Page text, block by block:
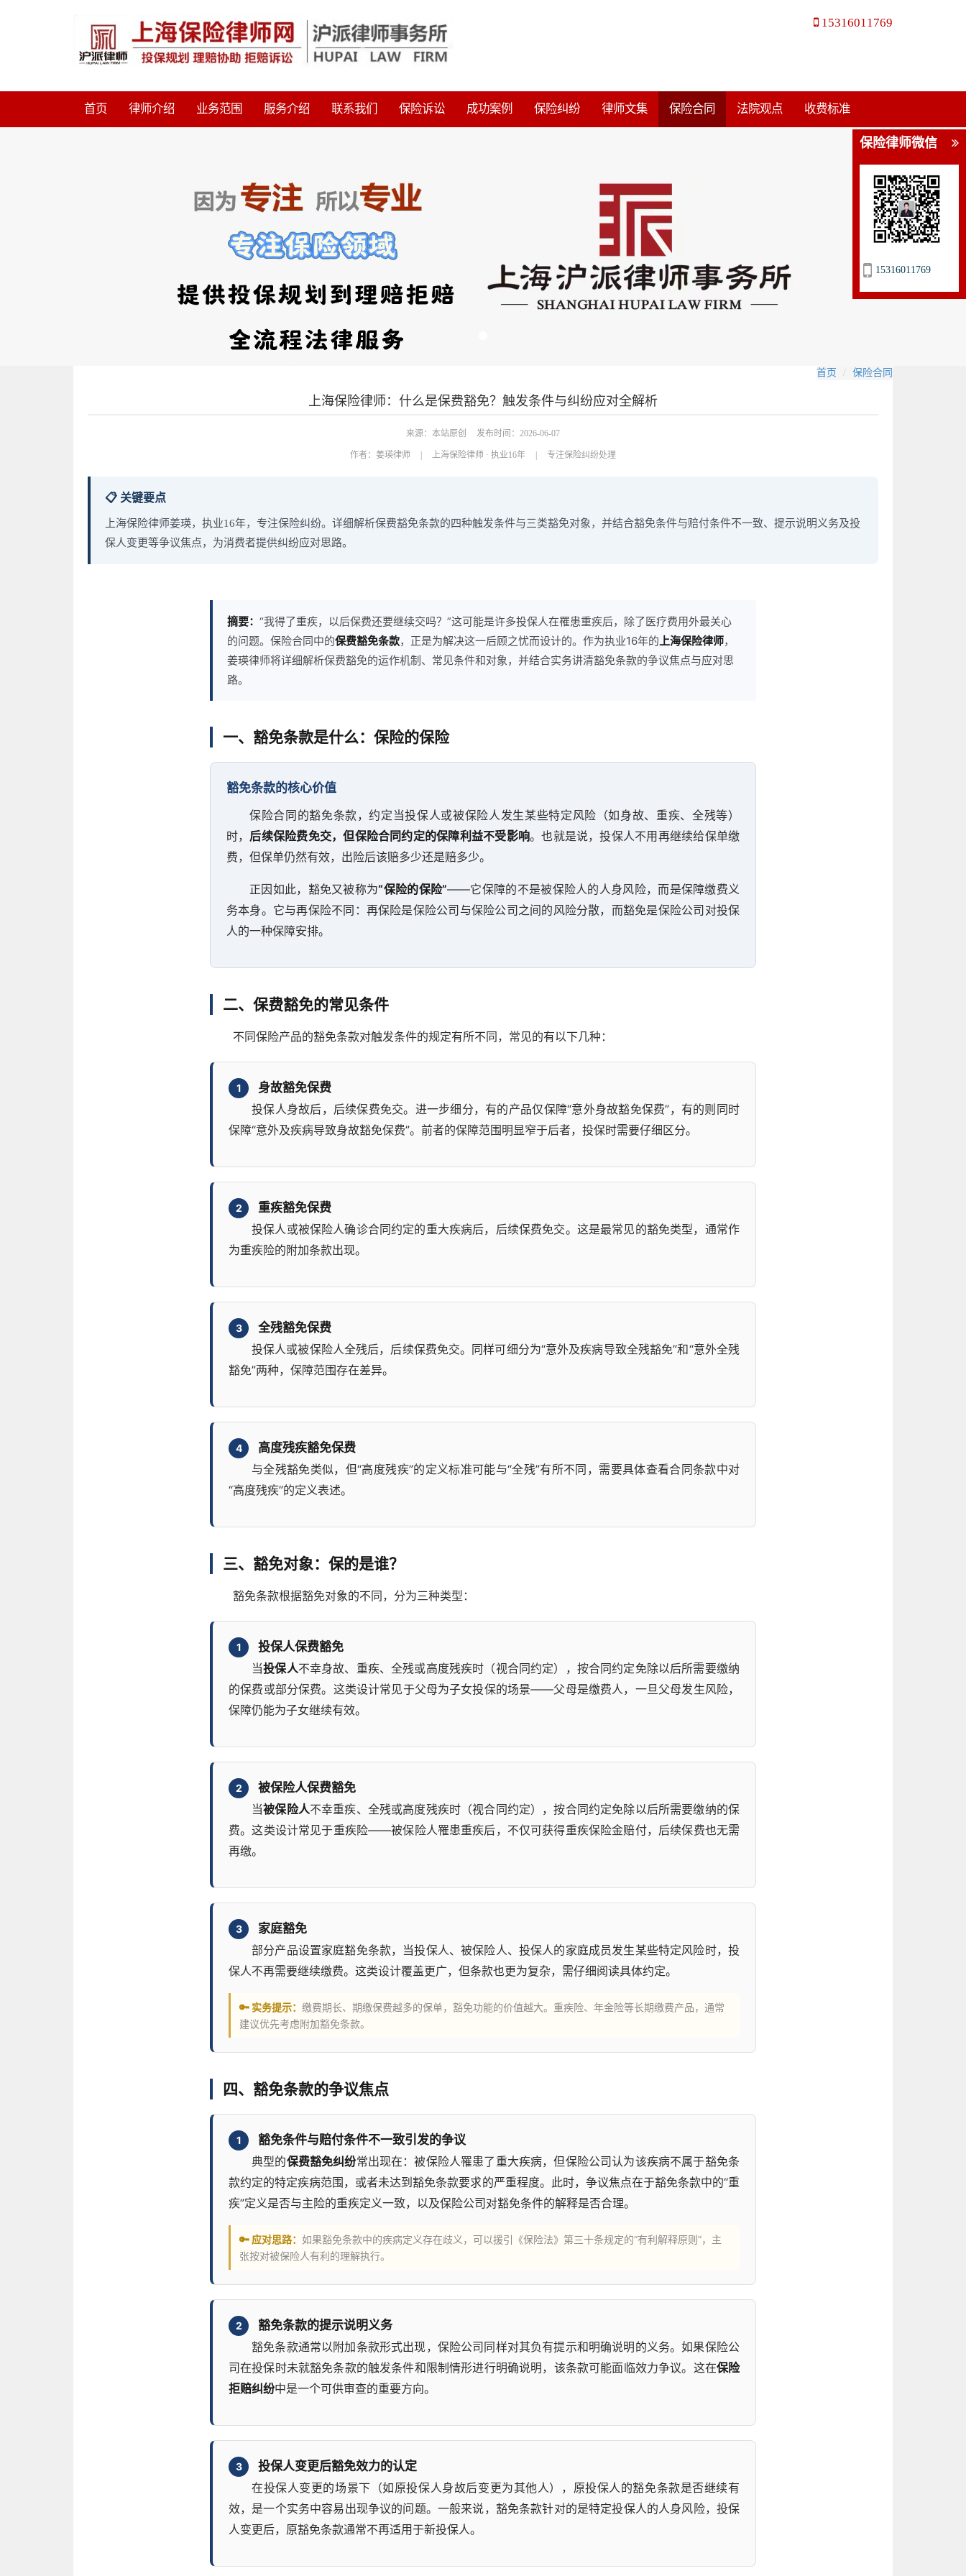
15316011769
首页 律师介绍 业务范围 服务介绍 联系我们 保险诉讼 成功案例 保险纠纷 律师文集 保险合同 法院观点 收费标准
首页 保险合同
上海保险律师：什么是保费豁免？触发条件与纠纷应对全解析
来源：本站原创 发布时间：2026-06-07
作者： 姜瑛律师 上海保险律师 · 执业16年 专注保险纠纷处理
📋 关键要点
上海保险律师姜瑛，执业16年，专注保险纠纷。详细解析保费豁免条款的四种触发条件与三类豁免对象，并结合豁免条件与赔付条件不一致、提示说明义务及投
保人变更等争议焦点，为消费者提供纠纷应对思路。
摘要： “我得了重疾，以后保费还要继续交吗？”这可能是许多投保人在罹患重疾后，除了医疗费用外最关心
的问题。保险合同中的保费豁免条款，正是为解决这一后顾之忧而设计的。作为执业16年的上海保险律师，
姜瑛律师将详细解析保费豁免的运作机制、常见条件和对象，并结合实务讲清豁免条款的争议焦点与应对思
路。
一、豁免条款是什么：保险的保险
豁免条款的核心价值
保险合同的豁免条款，约定当投保人或被保险人发生某些特定风险（如身故、重疾、全残等）
时， 后续保险费免交，但保险合同约定的保障利益不受影响。也就是说，投保人不用再继续给保单缴
费，但保单仍然有效，出险后该赔多少还是赔多少。
正因如此，豁免又被称为“保险的保险”——它保障的不是被保险人的人身风险，而是保障缴费义
务本身。它与再保险不同：再保险是保险公司与保险公司之间的风险分散，而豁免是保险公司对投保
人的一种保障安排。
二、保费豁免的常见条件
不同保险产品的豁免条款对触发条件的规定有所不同，常见的有以下几种：
1
身故豁免保费
投保人身故后，后续保费免交。进一步细分，有的产品仅保障“意外身故豁免保费”，有的则同时
保障“意外及疾病导致身故豁免保费”。前者的保障范围明显窄于后者，投保时需要仔细区分。
2
重疾豁免保费
投保人或被保险人确诊合同约定的重大疾病后，后续保费免交。这是最常见的豁免类型，通常作
为重疾险的附加条款出现。
3
全残豁免保费
投保人或被保险人全残后，后续保费免交。同样可细分为“意外及疾病导致全残豁免”和“意外全残
豁免”两种，保障范围存在差异。
4
高度残疾豁免保费
与全残豁免类似，但“高度残疾”的定义标准可能与“全残”有所不同，需要具体查看合同条款中对
“高度残疾”的定义表述。
三、豁免对象：保的是谁？
豁免条款根据豁免对象的不同，分为三种类型：
1
投保人保费豁免
当投保人不幸身故、重疾、全残或高度残疾时（视合同约定），按合同约定免除以后所需要缴纳
的保费或部分保费。这类设计常见于父母为子女投保的场景——父母是缴费人，一旦父母发生风险，
保障仍能为子女继续有效。
2
被保险人保费豁免
当被保险人不幸重疾、全残或高度残疾时（视合同约定），按合同约定免除以后所需要缴纳的保
费。这类设计常见于重疾险——被保险人罹患重疾后，不仅可获得重疾保险金赔付，后续保费也无需
再缴。
3
家庭豁免
部分产品设置家庭豁免条款，当投保人、被保险人、投保人的家庭成员发生某些特定风险时，投
保人不再需要继续缴费。这类设计覆盖更广，但条款也更为复杂，需仔细阅读具体约定。
🔑 实务提示： 缴费期长、期缴保费越多的保单，豁免功能的价值越大。重疾险、年金险等长期缴费产品，通常
建议优先考虑附加豁免条款。
四、豁免条款的争议焦点
1
豁免条件与赔付条件不一致引发的争议
典型的保费豁免纠纷常出现在：被保险人罹患了重大疾病，但保险公司认为该疾病不属于豁免条
款约定的特定疾病范围，或者未达到豁免条款要求的严重程度。此时，争议焦点在于豁免条款中的“重
疾”定义是否与主险的重疾定义一致，以及保险公司对豁免条件的解释是否合理。
🔑 应对思路： 如果豁免条款中的疾病定义存在歧义，可以援引《保险法》第三十条规定的“有利解释原则”，主
张按对被保险人有利的理解执行。
2
豁免条款的提示说明义务
豁免条款通常以附加条款形式出现，保险公司同样对其负有提示和明确说明的义务。如果保险公
司在投保时未就豁免条款的触发条件和限制情形进行明确说明，该条款可能面临效力争议。这在保险
拒赔纠纷中是一个可供审查的重要方向。
3
投保人变更后豁免效力的认定
在投保人变更的场景下（如原投保人身故后变更为其他人），原投保人的豁免条款是否继续有
效，是一个实务中容易出现争议的问题。一般来说，豁免条款针对的是特定投保人的人身风险，投保
人变更后，原豁免条款通常不再适用于新投保人。
保险律师微信
15316011769